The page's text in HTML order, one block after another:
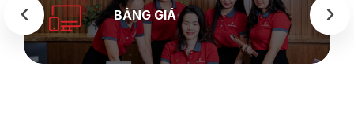
BẢNG GIÁ